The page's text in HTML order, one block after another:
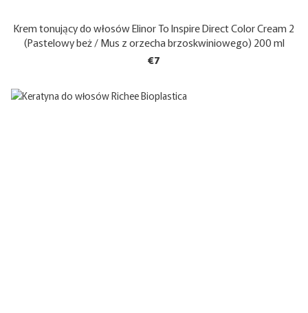
Krem tonujący do włosów Elinor To Inspire Direct Color Cream 2
(Pastelowy beż / Mus z orzecha brzoskwiniowego) 200 ml
€7